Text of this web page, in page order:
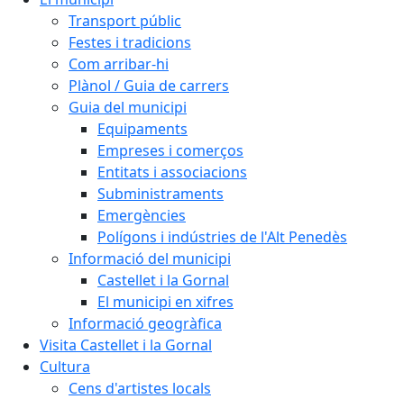
Transport públic
Festes i tradicions
Com arribar-hi
Plànol / Guia de carrers
Guia del municipi
Equipaments
Empreses i comerços
Entitats i associacions
Subministraments
Emergències
Polígons i indústries de l'Alt Penedès
Informació del municipi
Castellet i la Gornal
El municipi en xifres
Informació geogràfica
Visita Castellet i la Gornal
Cultura
Cens d'artistes locals